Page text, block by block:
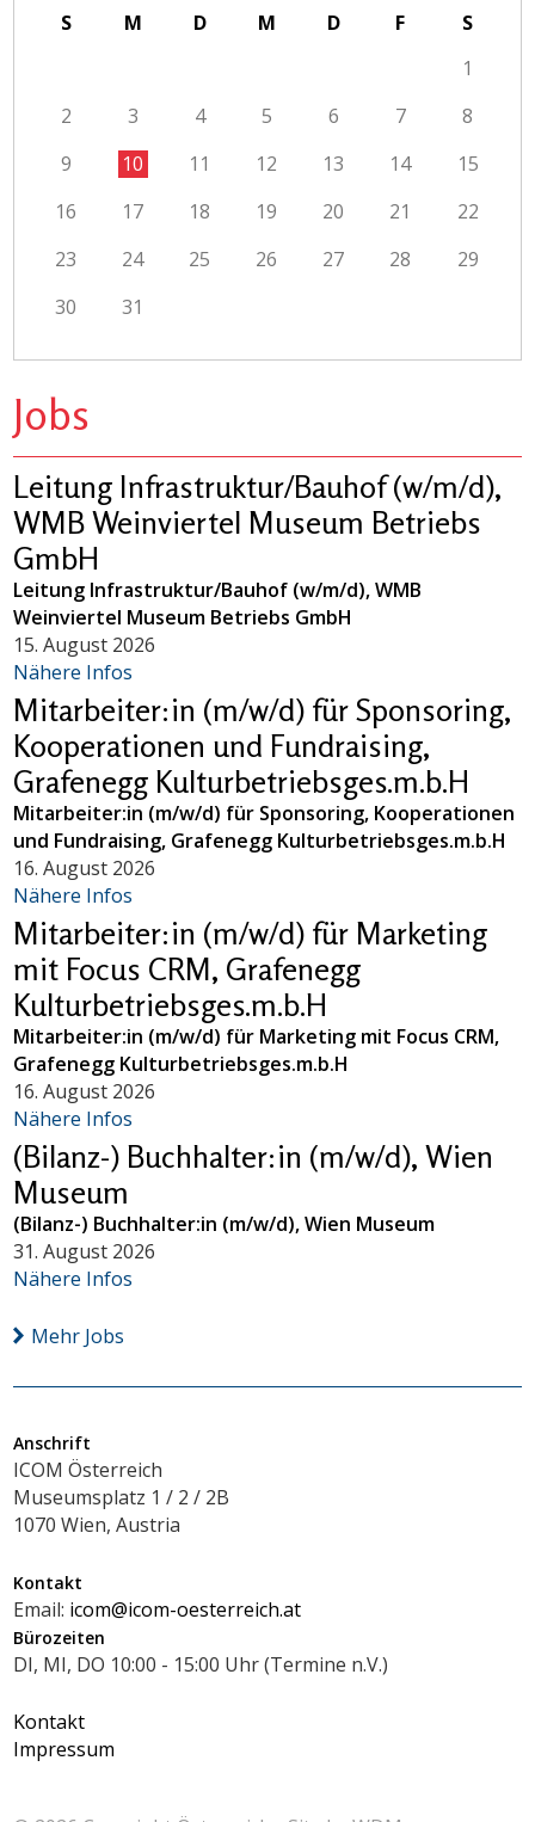
S M D M D F
S
1
2
3 4 5 6 7
8
9
10 11 12 13 14
15
16
17 18 19 20 21
22
23
24 25 26 27 28
29
30
31
Jobs
Leitung Infrastruktur/Bauhof (w/m/d),
WMB Weinviertel Museum Betriebs
GmbH
Leitung Infrastruktur/Bauhof (w/m/d), WMB
Weinviertel Museum Betriebs GmbH
15. August 2026
Nähere Infos
Mitarbeiter:in (m/w/d) für Sponsoring,
Kooperationen und Fundraising,
Grafenegg Kulturbetriebsges.m.b.H
Mitarbeiter:in (m/w/d) für Sponsoring, Kooperationen
und Fundraising, Grafenegg Kulturbetriebsges.m.b.H
16. August 2026
Nähere Infos
Mitarbeiter:in (m/w/d) für Marketing
mit Focus CRM, Grafenegg
Kulturbetriebsges.m.b.H
Mitarbeiter:in (m/w/d) für Marketing mit Focus CRM,
Grafenegg Kulturbetriebsges.m.b.H
16. August 2026
Nähere Infos
(Bilanz-) Buchhalter:in (m/w/d), Wien
Museum
(Bilanz-) Buchhalter:in (m/w/d), Wien Museum
31. August 2026
Nähere Infos
Mehr Jobs
Anschrift
ICOM Österreich
Museumsplatz 1 / 2 / 2B
1070 Wien, Austria
Kontakt
Email: icom@icom-oesterreich.at
Bürozeiten
DI, MI, DO 10:00 - 15:00 Uhr (Termine n.V.)
Kontakt
Impressum